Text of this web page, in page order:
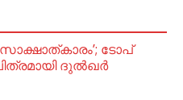
ടോപ്
ദുൽഖർ